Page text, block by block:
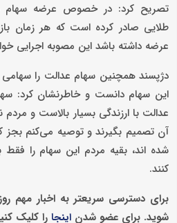
تصریح کرد: در خصوص عرضه سهام
طلایی صادر کرده است که هر زمان
عرضه داشته باشد این مصوبه اجرایی
دژپسند همچنین سهام عدالت را سهامی
این سهام دانست و خاطرنشان کرد:
عدالت با ارزندگی بسیار بالاست و
آن تصمیم بگیرند و توصیه می‌کنم بجز
شده اند، بقیه مردم این سهام را فقط
کنند.
برای دسترسی سریعتر به اخبار مهم
شوید. برای عضو شدن اینجا را کلیک